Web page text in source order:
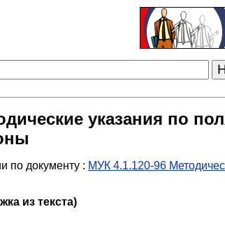
указания по
по документу : МУК 4.1.120-96
из текста)